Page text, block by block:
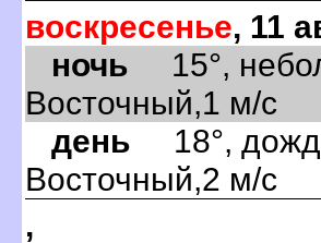
воскресенье, 11
ночь 15°,
Восточный,1 м/с
день 18°,
Восточный,2 м/с
,